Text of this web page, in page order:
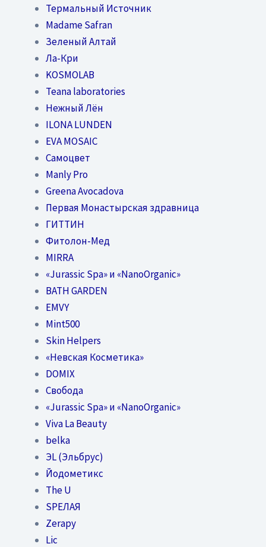
Термальный Источник
Madame Safran
Зеленый Алтай
Ла-Кри
KOSMOLAB
Teana laboratories
Нежный Лён
ILONA LUNDEN
EVA MOSAIC
Самоцвет
Manly Pro
Greena Avocadova
Первая Монастырская здравница
ГИТТИН
Фитолон-Мед
MIRRA
«Jurassic Spa» и «NanoOrganic»
BATH GARDEN
EMVY
Mint500
Skin Helpers
«Невская Косметика»
DOMIX
Свобода
«Jurassic Spa» и «NanoOrganic»
Viva La Beauty
belka
ЭL (Эльбрус)
Йодометикс
The U
SPEЛАЯ
Zerapy
Lic